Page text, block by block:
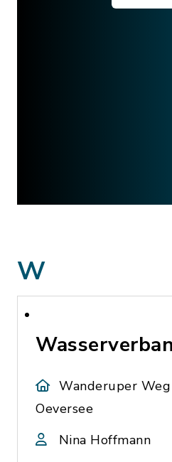
W
Wanderuper
Oeversee
Nina Hoffmann